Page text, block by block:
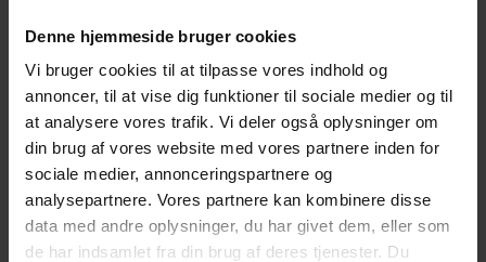
Denne hjemmeside bruger cookies
Vi bruger cookies til at tilpasse vores indhold og
annoncer, til at vise dig funktioner til sociale medier og til
at analysere vores trafik. Vi deler også oplysninger om
din brug af vores website med vores partnere inden for
sociale medier, annonceringspartnere og
analysepartnere. Vores partnere kan kombinere disse
data med andre oplysninger, du har givet dem, eller som
de har indsamlet fra din brug af deres tjenester. Du
Forrige
Gavekort